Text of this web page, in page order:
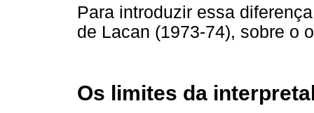
Para introduzir essa
de Lacan (1973-74), sobre o
Os limites da